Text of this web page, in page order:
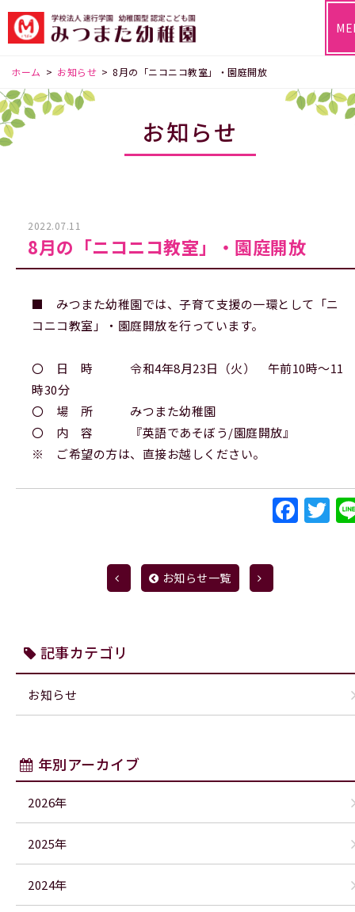
ホーム > お知らせ > 8月の「ニコニコ教室」・園庭開放
お知らせ
記事カテゴリ
お知らせ
年別アーカイブ
2026年
2025年
2024年
2022.07.11
8月の「ニコニコ教室」・園庭開放
■ みつまた幼稚園では、子育て支援の一環として「ニ
コニコ教室」・園庭開放を行っています。
〇 日 時 令和4年8月23日（火） 午前10時～11
時30分
〇 場 所 みつまた幼稚園
〇 内 容 『英語であそぼう/園庭開放』
※ ご希望の方は、直接お越しください。
お知らせ一覧